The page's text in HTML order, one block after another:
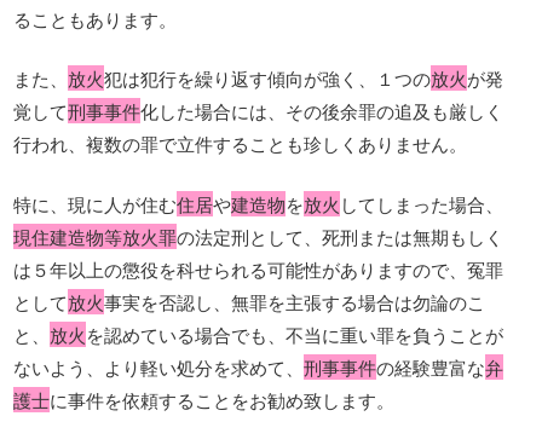
ることもあります。
また、 放火犯は犯行を繰り返す傾向が強く、１つの放火が発
覚して刑事事件化した場合には、その後余罪の追及も厳しく
行われ、複数の罪で立件することも珍しくありません。
特に、現に人が住む住居や建造物を放火 してしまった場合、
現住建造物等放火罪の法定刑として、死刑または無期もしく
は５年以上の懲役を科せられる可能性がありますので、冤罪
として放火事実を否認し、無罪を主張する場合は勿論のこ
と、 放火を認めている場合でも、不当に重い罪を負うことが
ないよう、より軽い処分を求めて、刑事事件の経験豊富な弁
護士に事件を依頼することをお勧め致します。